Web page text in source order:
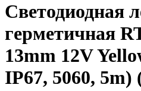
Светодиодная
герметичная
13mm 12V
IP67, 5060,